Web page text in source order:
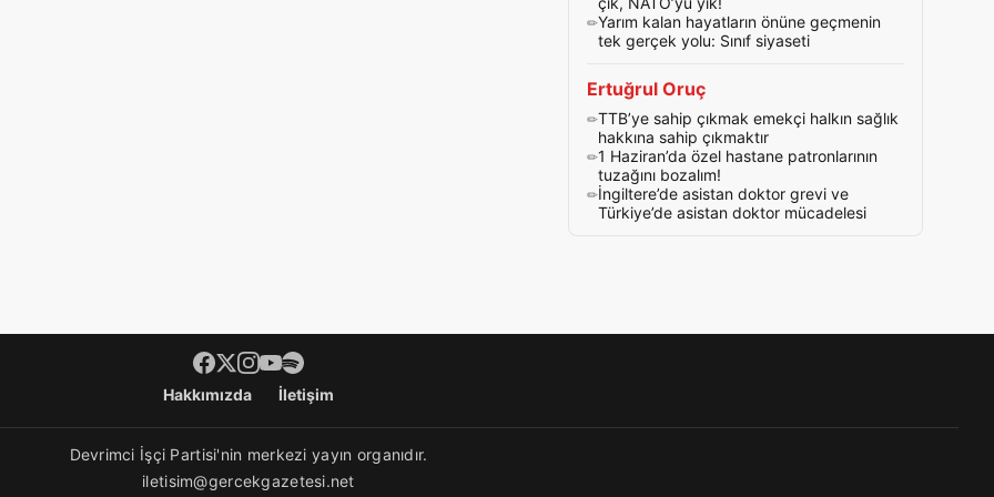
Yarım kalan hayatların önüne geçmenin
tek gerçek yolu: Sınıf siyaseti
Ertuğrul Oruç
TTB’ye sahip çıkmak emekçi halkın sağlık
hakkına sahip çıkmaktır
1 Haziran’da özel hastane patronlarının
tuzağını bozalım!
İngiltere’de asistan doktor grevi ve
Türkiye’de asistan doktor mücadelesi
Hakkımızda İletişim
Devrimci İşçi Partisi'nin merkezi yayın organıdır.
iletisim@gercekgazetesi.net